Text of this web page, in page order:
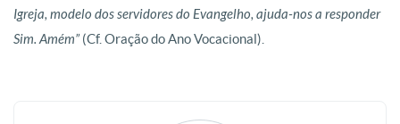
Igreja, modelo dos servidores do Evangelho, ajuda-nos a responder
Sim. Amém”(Cf. Oração do Ano Vocacional).